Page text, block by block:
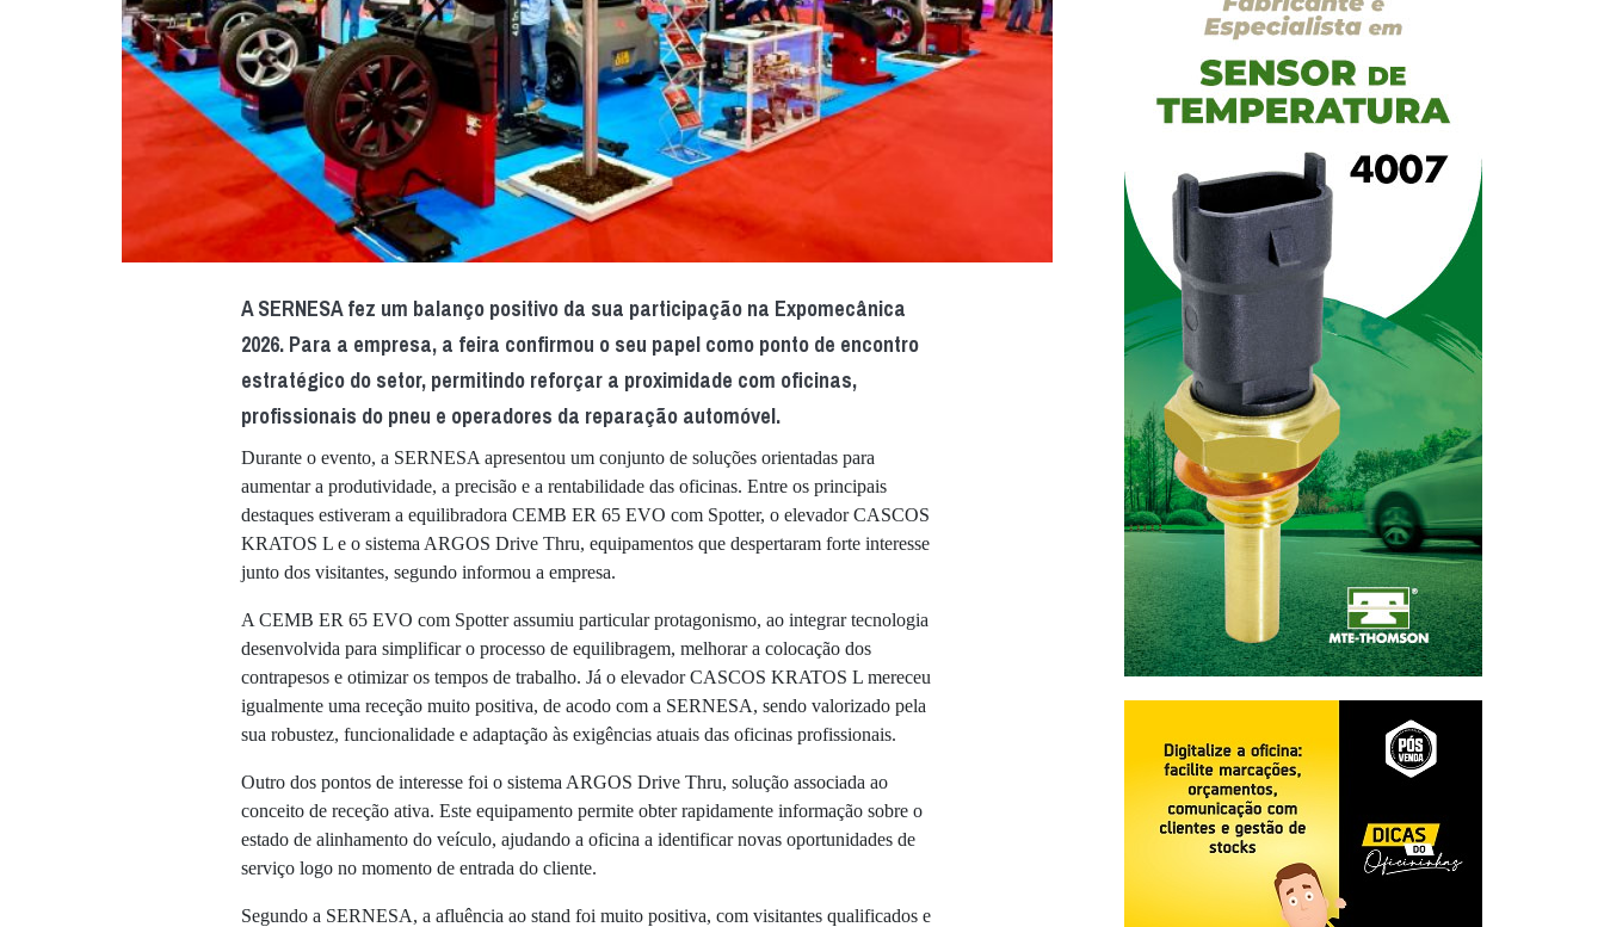
A SERNESA fez um balanço positivo da sua participação na Expomecânica
2026. Para a empresa, a feira confirmou o seu papel como ponto de encontro
estratégico do setor, permitindo reforçar a proximidade com oficinas,
profissionais do pneu e operadores da reparação automóvel.
Durante o evento, a SERNESA apresentou um conjunto de soluções orientadas para
aumentar a produtividade, a precisão e a rentabilidade das oficinas. Entre os principais
destaques estiveram a equilibradora CEMB ER 65 EVO com Spotter, o elevador CASCOS
KRATOS L e o sistema ARGOS Drive Thru, equipamentos que despertaram forte interesse
junto dos visitantes, segundo informou a empresa.
A CEMB ER 65 EVO com Spotter assumiu particular protagonismo, ao integrar tecnologia
desenvolvida para simplificar o processo de equilibragem, melhorar a colocação dos
contrapesos e otimizar os tempos de trabalho. Já o elevador CASCOS KRATOS L mereceu
igualmente uma receção muito positiva, de acodo com a SERNESA, sendo valorizado pela
sua robustez, funcionalidade e adaptação às exigências atuais das oficinas profissionais.
Outro dos pontos de interesse foi o sistema ARGOS Drive Thru, solução associada ao
conceito de receção ativa. Este equipamento permite obter rapidamente informação sobre o
estado de alinhamento do veículo, ajudando a oficina a identificar novas oportunidades de
serviço logo no momento de entrada do cliente.
Segundo a SERNESA, a afluência ao stand foi muito positiva, com visitantes qualificados e